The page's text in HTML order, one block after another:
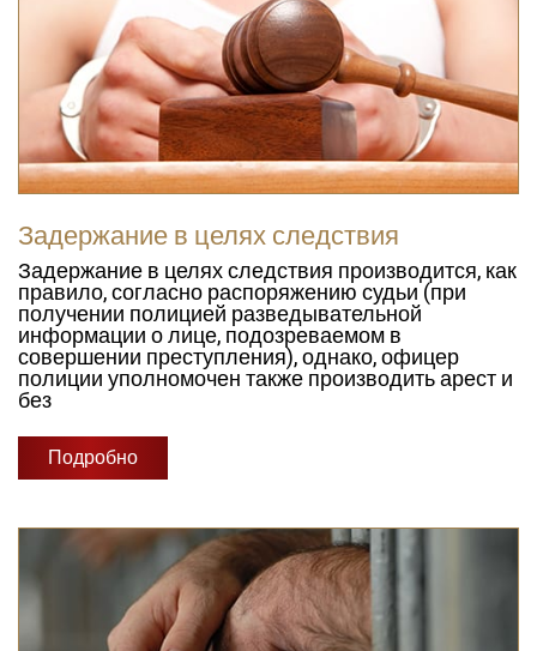
Задержание в целях следствия
Задержание в целях следствия производится, как
правило, согласно распоряжению судьи (при
получении полицией разведывательной
информации о лице, подозреваемом в
совершении преступления), однако, офицер
полиции уполномочен также производить арест и
без
Подробно